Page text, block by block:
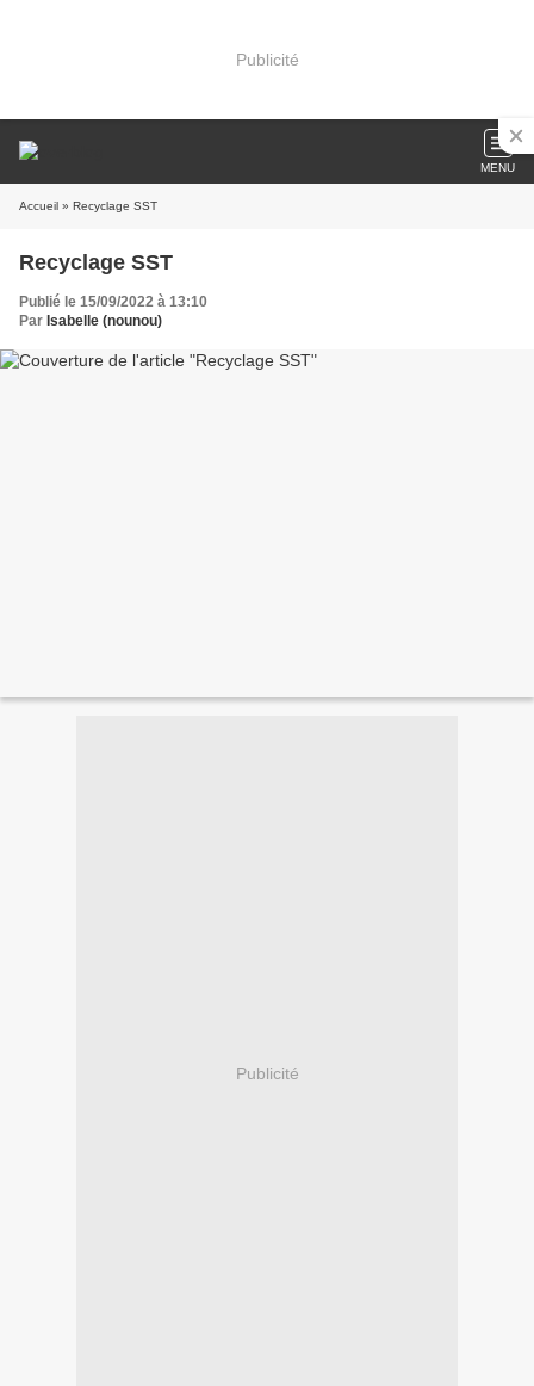
Publicité
MENU
Accueil » Recyclage SST
Recyclage SST
Publié le 15/09/2022 à 13:10
Par Isabelle (nounou)
Publicité